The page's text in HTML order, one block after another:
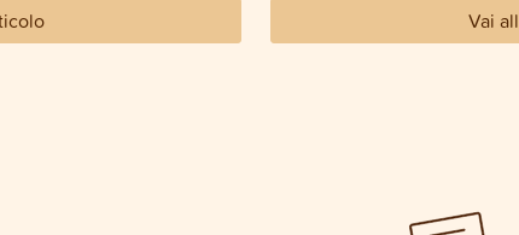
Vai